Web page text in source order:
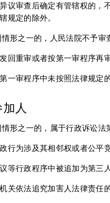
议审查后确定有管辖权的，
规定的除外。
形之一的，人民法院不予审
发回重审或者按第一审程序再
第一审程序中未按照法律规定
人
形之一的，属于行政诉讼法
行为涉及其相邻权或者公平
等行政程序中被追加为第三
关依法追究加害人法律责任